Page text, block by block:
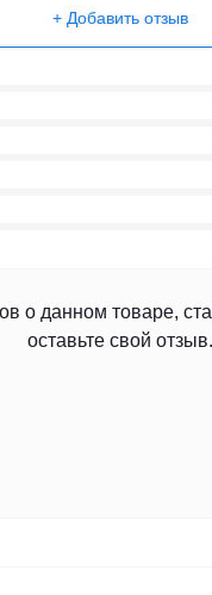
+ Добавить отзыв
о данном товаре,
оставьте свой отзыв.